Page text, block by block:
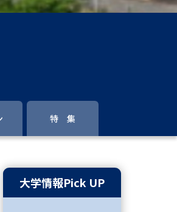
程度認定試験
大学検索
フレット
特 集
大学情報Pick UP